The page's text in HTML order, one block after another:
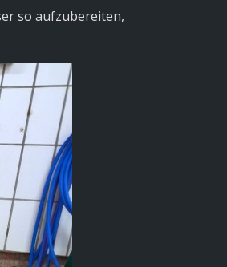
so aufzubereiten,